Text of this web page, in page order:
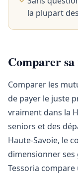
la plupart
Comparer
Comparer les
de payer le juste
vraiment dans la
seniors et des
Haute-Savoie, le
dimensionner
Tessoria